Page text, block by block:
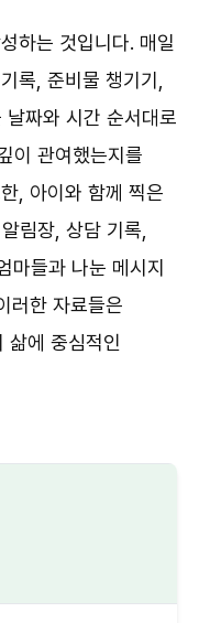
하는 것입니다. 매일
록, 준비물 챙기기,
짜와 시간 순서대로
이 관여했는지를
, 아이와 함께 찍은
림장, 상담 기록,
마들과 나눈 메시지
러한 자료들은
삶에 중심적인